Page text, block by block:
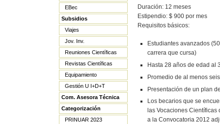
EBec
Subsidios
Viajes
Jov. Inv.
Reuniones Científicas
Revistas Científicas
Equipamiento
Gestión U I+D+T
Com. Asesora Técnica
Categorización
PRINUAR 2023
Duración: 12 meses
Estipendio: $ 900 por mes
Requisitos básicos:
Estudiantes avanzados
carrera que cursa)
Hasta 28 años de edad al
Promedio de al menos
Presentación de un plan
Los becarios que se
las Vocaciones
a la Convocatoria 2012